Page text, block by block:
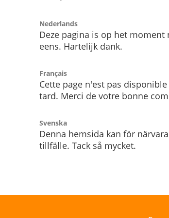
Nederlands
Deze pagina is op het
eens. Hartelijk dank.
Français
Cette page n'est pas
tard. Merci de votre bonne
Svenska
Denna hemsida kan för
tillfälle. Tack så mycket.